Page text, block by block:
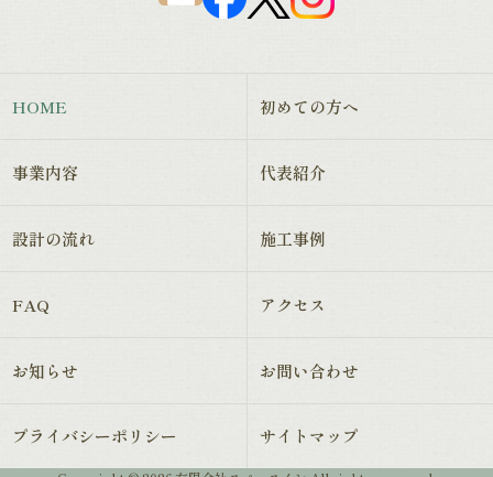
HOME 初めての方へ
事業内容 代表紹介
設計の流れ 施工事例
FAQ アクセス
お知らせ お問い合わせ
プライバシーポリシー サイトマップ